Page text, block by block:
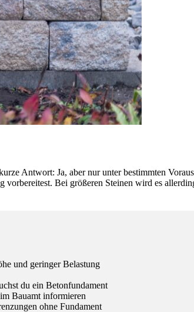
Antwort: Ja, aber nur unter bestimmten
Bei größeren Steinen wird es
und geringer Belastung
du ein Betonfundament
Bauamt informieren
ohne Fundament